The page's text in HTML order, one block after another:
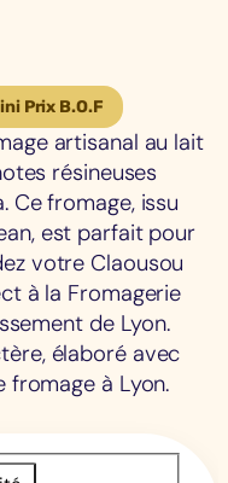
Prix B.O.F
artisanal au lait
résineuses
Ce fromage, issu
est parfait pour
votre Claousou
à la Fromagerie
de Lyon.
élaboré avec
fromage à Lyon.